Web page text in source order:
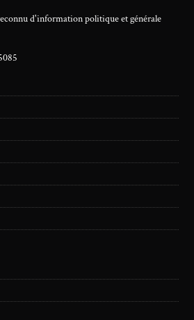
d'information politique et générale